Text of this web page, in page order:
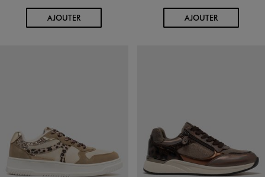
AJOUTERAU PANIER AJOUTERAU PANIER